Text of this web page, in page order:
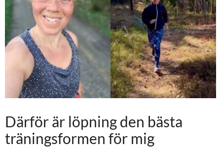
Därför är löpning den bästa
träningsformen för mig